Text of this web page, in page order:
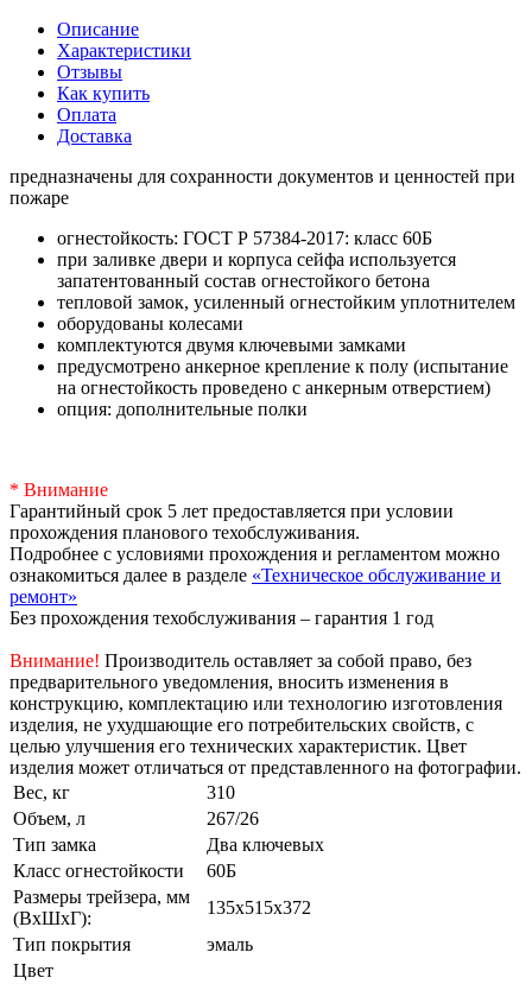
Описание
Характеристики
Отзывы
Как купить
Оплата
Доставка
предназначены для сохранности документов и ценностей при
пожаре
огнестойкость: ГОСТ Р 57384-2017: класс 60Б
при заливке двери и корпуса сейфа используется
запатентованный состав огнестойкого бетона
тепловой замок, усиленный огнестойким уплотнителем
оборудованы колесами
комплектуются двумя ключевыми замками
предусмотрено анкерное крепление к полу (испытание
на огнестойкость проведено с анкерным отверстием)
опция: дополнительные полки
* Внимание
Гарантийный срок 5 лет предоставляется при условии
прохождения планового техобслуживания.
Подробнее с условиями прохождения и регламентом можно
ознакомиться далее в разделе «Техническое обслуживание и
ремонт»
Без прохождения техобслуживания – гарантия 1 год
Внимание! Производитель оставляет за собой право, без
предварительного уведомления, вносить изменения в
конструкцию, комплектацию или технологию изготовления
изделия, не ухудшающие его потребительских свойств, с
целью улучшения его технических характеристик. Цвет
изделия может отличаться от представленного на фотографии.
Вес, кг
310
Объем, л
267/26
Тип замка
Два ключевых
Класс огнестойкости
60Б
Размеры трейзера, мм
(ВхШхГ):
135х515х372
Тип покрытия
эмаль
Цвет